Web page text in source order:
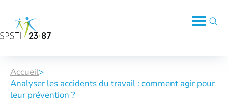
Accueil>
Analyser les accidents du travail : comment agir pour
leur prévention ?